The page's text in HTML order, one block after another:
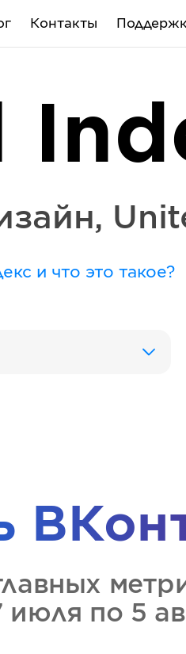
Контакты
,
и что это такое?
июля по 5